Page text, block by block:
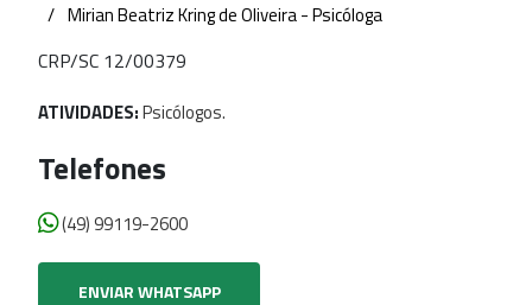
Mirian Beatriz Kring de Oliveira - Psicóloga
CRP/SC 12/00379
ATIVIDADES:Psicólogos.
Telefones
(49) 99119-2600
ENVIAR WHATSAPP